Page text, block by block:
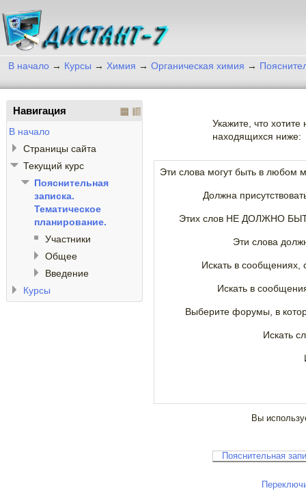
В начало → Курсы → Химия → Органическая химия →
Укажите, что
находящихся ниже:
Эти слова могут быть в любом
Должна
Этих слов НЕ ДОЛЖНО
Эти слова
Искать в сообщениях,
Искать в
Выберите форумы, в
Искать
Навигация
В начало
Страницы сайта
Текущий курс
Пояснительная
записка.
Тематическое
планирование.
Участники
Общее
Введение
Курсы
Вы
Пояснительная